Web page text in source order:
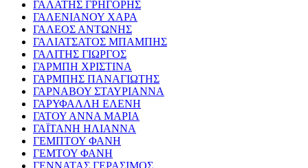
ΓΑΛΑΤΗΣ ΓΡΗΓΟΡΗΣ
ΓΑΛΕΝΙΑΝΟΥ ΧΑΡΑ
ΓΑΛΕΟΣ ΑΝΤΩΝΗΣ
ΓΑΛΙΑΤΣΑΤΟΣ ΜΠΑΜΠΗΣ
ΓΑΛΙΤΗΣ ΓΙΩΡΓΟΣ
ΓΑΡΜΠΗ ΧΡΙΣΤΙΝΑ
ΓΑΡΜΠΗΣ ΠΑΝΑΓΙΩΤΗΣ
ΓΑΡΝΑΒΟΥ ΣΤΑΥΡΙΑΝΝΑ
ΓΑΡΥΦΑΛΛΗ ΕΛΕΝΗ
ΓΑΤΟΥ ΑΝΝΑ ΜΑΡΙΑ
ΓΑΪΤΑΝΗ ΗΛΙΑΝΝΑ
ΓΕΜΠΤΟΥ ΦΑΝΗ
ΓΕΜΤΟΥ ΦΑΝΗ